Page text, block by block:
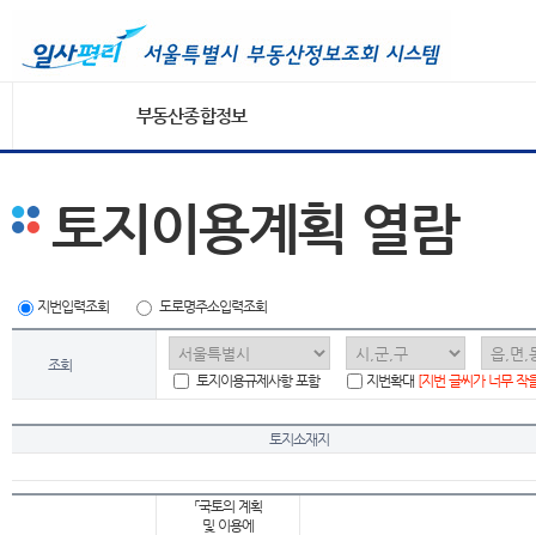
부동산종합정보
토지이용계획 열람
지번입력조회 도로명주소입력조회
조회
토지이용규제사항 포함
지번확대 [지번 글씨가 너무 작
토지소재지
「국토의 계획
및 이용에